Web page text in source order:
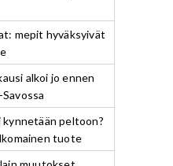
mepit hyväksyivät
alkoi jo ennen
peltoon?
tuote